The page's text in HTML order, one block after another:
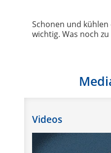
Schonen und kühlen
wichtig. Was noch
Videos